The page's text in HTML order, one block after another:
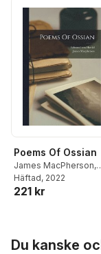
Poems Of Ossian
James MacPherson,
Edmund Von Harold
Häftad, 2022
221 kr
Du kanske